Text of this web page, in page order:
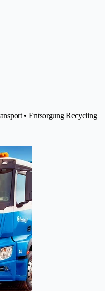
• Entsorgung Recycling